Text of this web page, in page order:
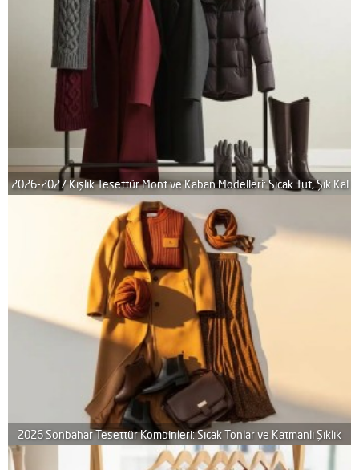
2026-2027 Kışlık Tesettür Mont ve Kaban Modelleri: Sıcak Tut, Şık Kal
2026 Sonbahar Tesettür Kombinleri: Sıcak Tonlar ve Katmanlı Şıklık